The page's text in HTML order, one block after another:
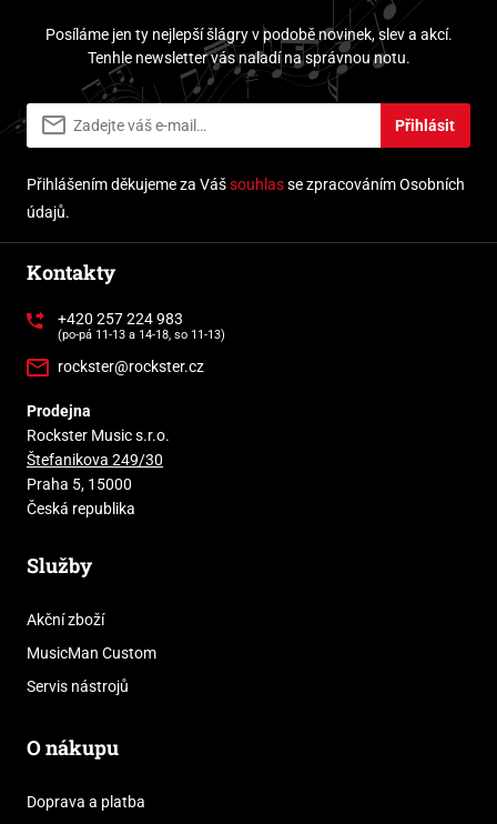
Posíláme jen ty nejlepší šlágry v podobě novinek, slev a akcí.
Tenhle newsletter vás naladí na správnou notu.
Přihlásit
Přihlášením děkujeme za Vášsouhlasse zpracováním Osobních
údajů.
Kontakty
+420 257 224 983
(po-pá 11-13 a 14-18, so 11-13)
rockster@rockster.cz
Prodejna
Rockster Music s.r.o.
Štefanikova 249/30
Praha 5, 15000
Česká republika
Služby
Akční zboží
MusicMan Custom
Servis nástrojů
O nákupu
Doprava a platba